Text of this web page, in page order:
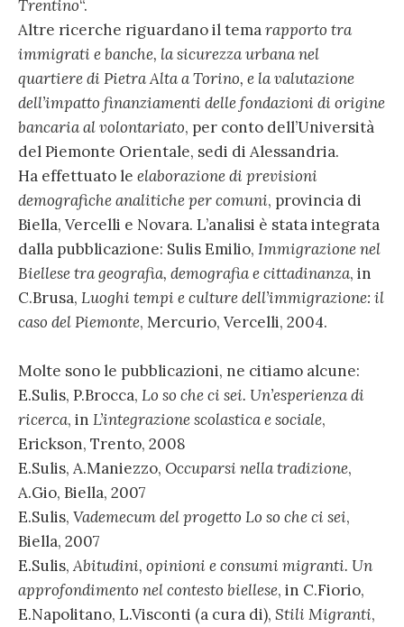
Trentino“.
Altre ricerche riguardano il temarapporto tra
immigrati e banche, la sicurezza urbana nel
quartiere di Pietra Alta a Torino, e la valutazione
dell’impatto finanziamenti delle fondazioni di origine
bancaria al volontariato, per conto dell’Università
del Piemonte Orientale, sedi di Alessandria.
Ha effettuato le elaborazione di previsioni
demografiche analitiche per comuni, provincia di
Biella, Vercelli e Novara. L’analisi è stata integrata
dalla pubblicazione: Sulis Emilio, Immigrazione nel
Biellese tra geografia, demografia e cittadinanza, in
C.Brusa, Luoghi tempi e culture dell’immigrazione: il
caso del Piemonte, Mercurio, Vercelli, 2004.
Molte sono le pubblicazioni, ne citiamo alcune:
E.Sulis, P.Brocca, Lo so che ci sei. Un’esperienza di
ricerca, in L’integrazione scolastica e sociale,
Erickson, Trento, 2008
E.Sulis, A.Maniezzo, Occuparsi nella tradizione,
A.Gio, Biella, 2007
E.Sulis, Vademecum del progetto Lo so che ci sei,
Biella, 2007
E.Sulis,Abitudini, opinioni e consumi migranti. Un
approfondimento nel contesto biellese, in C.Fiorio,
E.Napolitano, L.Visconti (a cura di), Stili Migranti,